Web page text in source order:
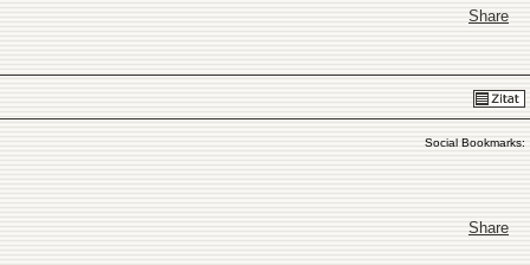
Share
Social Bookmarks:
Share